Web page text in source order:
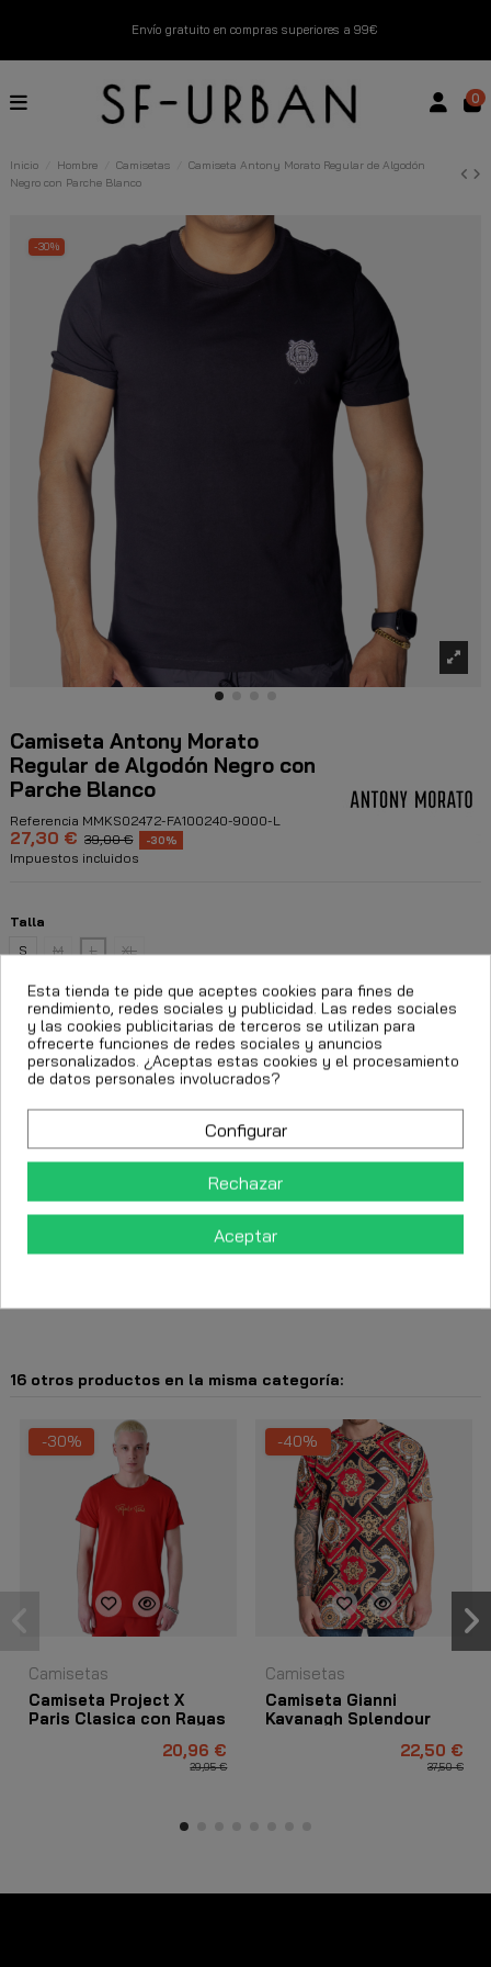
Envío gratuito en compras superiores a 99€
Nuevos productos disponibles esta semana
0
Inicio Hombre Camisetas
Camiseta Antony Morato Regular de Algodón
Negro con Parche Blanco
-30%
Camiseta Antony Morato
Regular de Algodón Negro con
Parche Blanco
Referencia MMKS02472-FA100240-9000-L
27,30 € 39,00 € -30%
Impuestos incluidos
Talla
S
M L XL
Añadir al carrito
Descripción
16 otros productos en la misma categoría:
-30%
Camisetas
Camiseta Project X
Paris Clasica con Rayas
20,96 €
29,95 €
-40%
Camisetas
Camiseta Gianni
Kavanagh Splendour
22,50 €
37,50 €
Esta tienda te pide que aceptes cookies para fines de
rendimiento, redes sociales y publicidad. Las redes sociales
y las cookies publicitarias de terceros se utilizan para
ofrecerte funciones de redes sociales y anuncios
personalizados. ¿Aceptas estas cookies y el procesamiento
de datos personales involucrados?
Configurar
Rechazar
Aceptar